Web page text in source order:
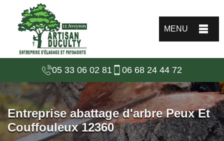
MENU
05 33 06 02 81 06 68 24 44 72
Entreprise abattage d'arbre Peux Et
Couffouleux 12360